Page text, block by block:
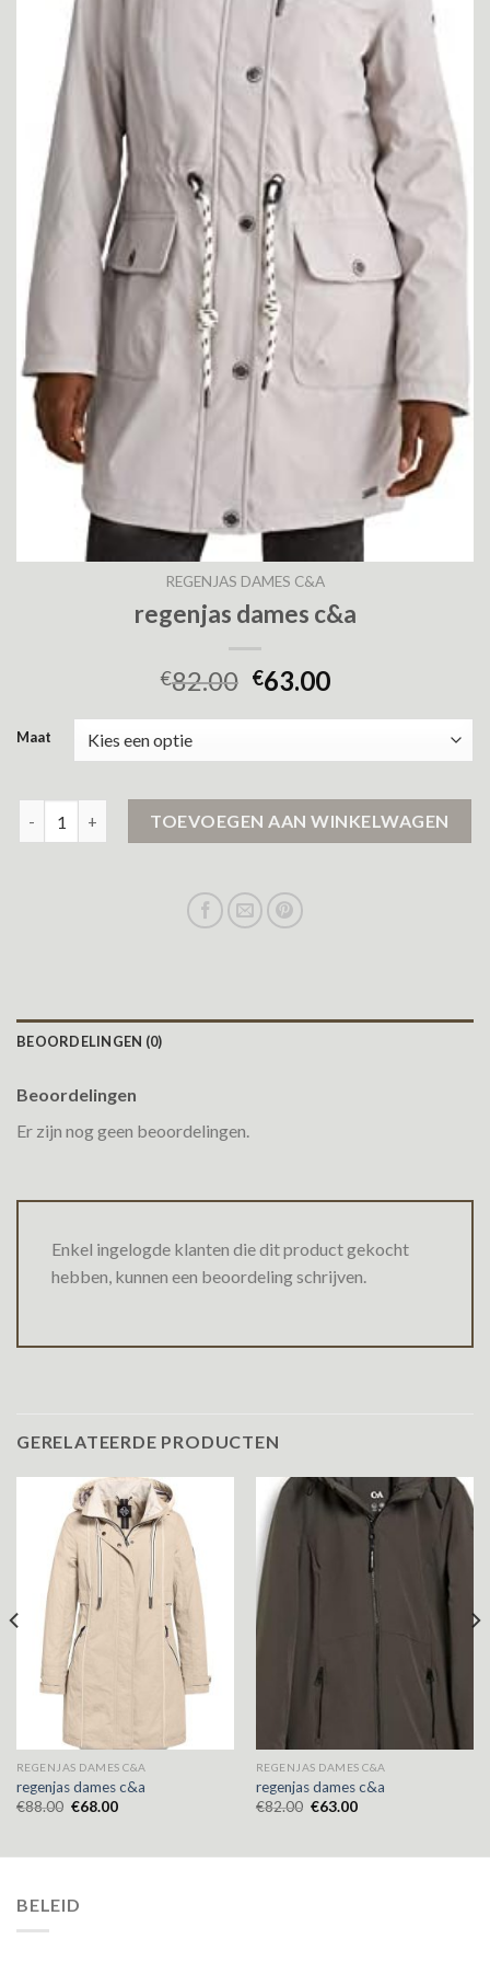
REGENJAS DAMES C&A
regenjas dames c&a
€82.00 €63.00
Maat
TOEVOEGEN AAN WINKELWAGEN
BEOORDELINGEN (0)
Beoordelingen
Er zijn nog geen beoordelingen.
Enkel ingelogde klanten die dit product gekocht
hebben, kunnen een beoordeling schrijven.
GERELATEERDE PRODUCTEN
REGENJAS DAMES C&A
regenjas dames c&a
€88.00 €68.00
REGENJAS DAMES C&A
regenjas dames c&a
€82.00 €63.00
BELEID